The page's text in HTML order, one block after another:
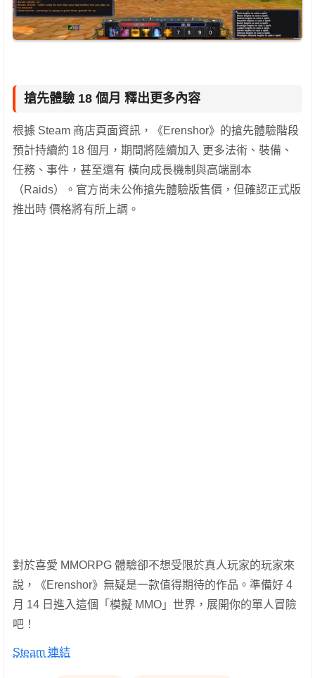
搶先體驗 18 個月 釋出更多內容
根據 Steam 商店頁面資訊，《Erenshor》的搶先體驗階段
預計持續約 18 個月，期間將陸續加入 更多法術、裝備、
任務、事件，甚至還有 橫向成長機制與高端副本
（Raids）。官方尚未公佈搶先體驗版售價，但確認正式版
推出時 價格將有所上調。
對於喜愛 MMORPG 體驗卻不想受限於真人玩家的玩家來
說，《Erenshor》無疑是一款值得期待的作品。準備好 4
月 14 日進入這個「模擬 MMO」世界，展開你的單人冒險
吧！
Steam 連結